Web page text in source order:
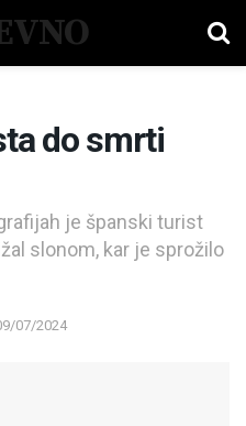
do smrti
je španski turist
slonom, kar je sprožilo
07/2024